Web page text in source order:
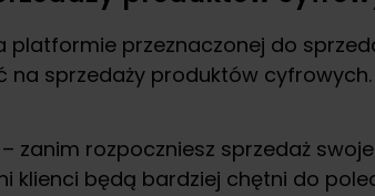
platformie przeznaczonej do
sprzedaży produktów cyfrowych.
– zanim rozpoczniesz sprzedaż
klienci będą bardziej chętni do